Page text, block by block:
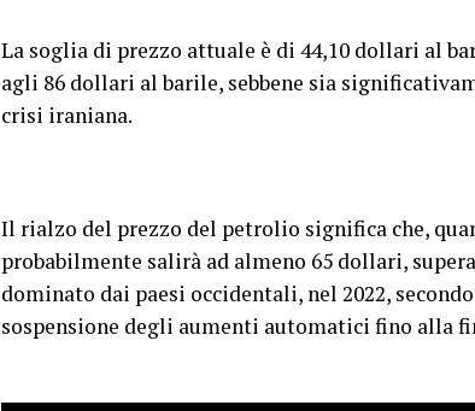
La soglia di prezzo attuale è di 44,10 dollari al
agli 86 dollari al barile, sebbene sia
crisi iraniana.
Il rialzo del prezzo del petrolio significa che,
probabilmente salirà ad almeno 65 dollari,
dominato dai paesi occidentali, nel 2022,
sospensione degli aumenti automatici fino alla